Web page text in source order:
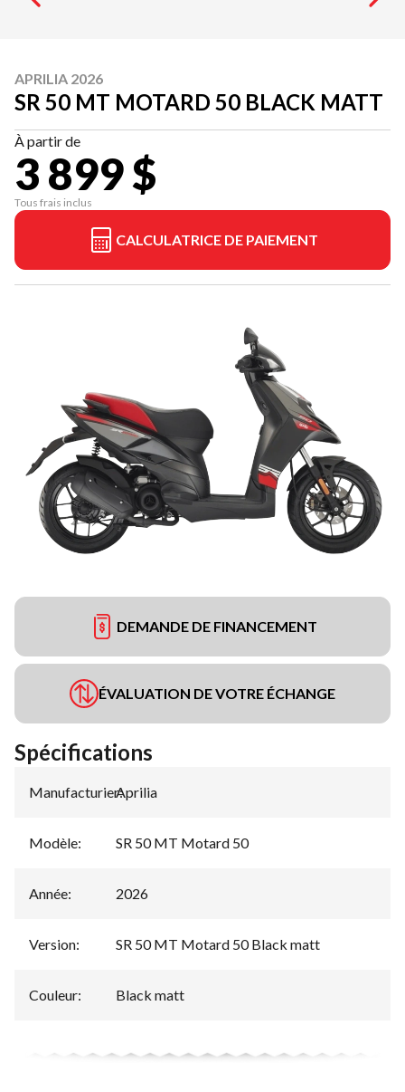
APRILIA 2026
SR 50 MT MOTARD 50 BLACK MATT
À partir de
3 899 $
Tous frais inclus
CALCULATRICE DE PAIEMENT
DEMANDE DE FINANCEMENT
ÉVALUATION DE VOTRE ÉCHANGE
Spécifications
Manufacturier:
Aprilia
Modèle: SR 50 MT Motard 50
Année: 2026
Version: SR 50 MT Motard 50 Black matt
Couleur: Black matt